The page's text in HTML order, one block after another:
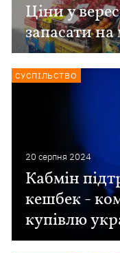
Ціни у
запасати
20 серпня 2024
Кабмін
кешбек -
купівлю
СУСПІЛЬСТВО